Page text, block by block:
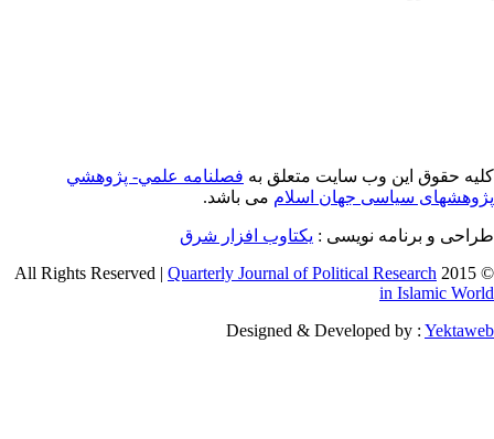
حقوق این وب سایت متعلق بهفصلنامه علمي- پژوهشي
سیاسی جهان اسلاممی باشد.
و برنامه نویسی : یکتاوب افزار شرق
©
Quarterly Journal of Political Research
in Islamic
Designed & Developed by :